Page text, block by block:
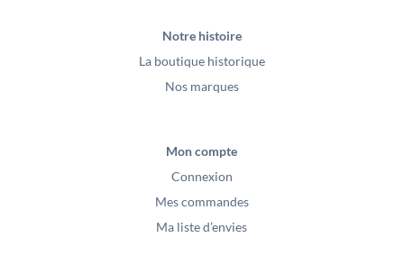
Notre histoire
La boutique historique
Nos marques
Mon compte
Connexion
Mes commandes
Ma liste d’envies